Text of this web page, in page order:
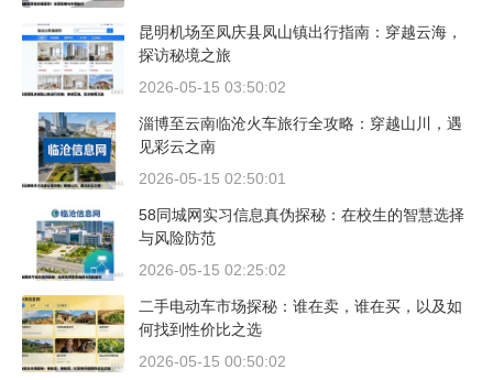
昆明机场至凤庆县凤山镇出行指南：穿越云海，
探访秘境之旅
2026-05-15 03:50:02
淄博至云南临沧火车旅行全攻略：穿越山川，遇
见彩云之南
2026-05-15 02:50:01
58同城网实习信息真伪探秘：在校生的智慧选择
与风险防范
2026-05-15 02:25:02
二手电动车市场探秘：谁在卖，谁在买，以及如
何找到性价比之选
2026-05-15 00:50:02